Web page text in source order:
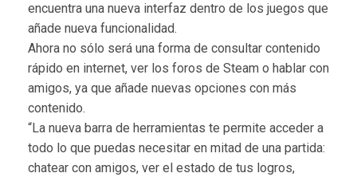
encuentra una nueva interfaz dentro de los juegos que
añade nueva funcionalidad.
Ahora no sólo será una forma de consultar contenido
rápido en internet, ver los foros de Steam o hablar con
amigos, ya que añade nuevas opciones con más
contenido.
“La nueva barra de herramientas te permite acceder a
todo lo que puedas necesitar en mitad de una partida:
chatear con amigos, ver el estado de tus logros,